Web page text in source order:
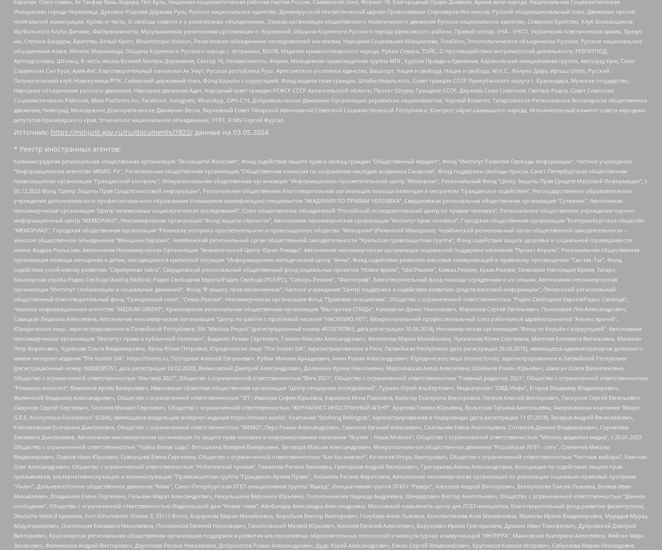
Карачая, Союз славян, Ат-Такфир Валь-Хиджра, Пит Буль, Национал-социалистическая рабочая партия России, Славянский союз, Формат-18, Благородный Орден Дьявола, Армия воли народа, Национальная Социалистическая
Инициатива города Череповца, Духовно-Родовая Держава Русь, Русское национальное единство, Древнерусской Инглистической церкви Православных Староверов-Инглингов, Русский общенациональный союз, Движение против
нелегальной иммиграции, Кровь и Честь, О свободе совести и о религиозных объединениях, Омская организация общественного политического движения Русское национальное единство, Северное Братство, Клуб Болельщиков
Футбольного Клуба Динамо, Файзрахманисты, Мусульманская религиозная организация п. Боровский, Община Коренного Русского народа Щелковского района, Правый сектор, УНА - УНСО, Украинская повстанческая армия, Тризуб
им. Степана Бандеры, Братство, Белый Крест, Misanthropic division, Религиозное объединение последователей инглиизма, Народная Социальная Инициатива, TulaSkins, Этнополитическое объединение Русские, Русское национальное
объединение Атака, Мечеть Мирмамеда, Община Коренного Русского народа г. Астрахани, ВОЛЯ, Меджлис крымскотатарского народа, Рубеж Севера, ТОЙС, О противодействии экстремистской деятельности, РЕВТАТПОД,
Артподготовка, Штольц, В честь иконы Божией Матери Державная, Сектор 16, Независимость, Фирма, Молодежная правозащитная группа МПГ, Курсом Правды и Единения, Каракольская инициативная группа, Автоград Крю, Союз
Славянских Сил Руси, Алля-Аят, Благотворительный пансионат Ак Умут, Русская республика Русь, Арестантское уголовное единство, Башкорт, Нация и свобода, Нация и свобода, W.H.С., Фалунь Дафа, Иртыш Ultras, Русский
Патриотический клуб-Новокузнецк/РПК, Сибирский державный союз, Фонд борьбы с коррупцией, Фонд защиты прав граждан, Штабы Навального, Совет граждан СССР Прикубанского округа г. Краснодара, Мужское государство,
Народное объединение русского движения, Народное движение Адат, Народный совет граждан РСФСР СССР Архангельской области, Проект Штурм, Граждане СССР, Держава Союз Советских Светлых Родов, Совет Советских
Социалистических Районов, Meta Platforms Inc, Facebook, Instagram, WhatsApp, СИЧ-С14, Добровольческое Движение Организации украинских националистов, Черный Комитет, Татарстанское Региональное Всетатарское общественное
движение, Невоград, Молодежное Демократическое Движение Весна, Верховный Совет Татарской Автономной Советской Социалистической Республики, Конгресс ойрат-калмыцкого народа, Исполнительный комитет совета народных
депутатов Красноярского края, Этническое национальное объединение, ЛГБТ, Я.МЫ Сергей Фургал
Источник: https://minjust.gov.ru/ru/documents/7822/ данные на 03.05.2024
* Реестр иностранных агентов:
Калининградская региональная общественная организация "Экозащита!-Женсовет", Фонд содействия защите прав и свобод граждан "Общественный вердикт", Фонд "Институт Развития Свободы Информации", Частное учреждение "Информационное агентство МЕМО. РУ", Региональная общественная организация "Общественная комиссия по сохранению наследия академика Сахарова", Фонд поддержки свободы прессы, Санкт-Петербургская общественная правозащитная организация "Гражданский контроль", Межрегиональная общественная организация "Информационно-просветительский центр "Мемориал", Региональный Фонд "Центр Защиты Прав Средств Массовой Информации", с 05.12.2023 Фонд "Центр Защиты Прав Средств массовой информации", Региональная общественная благотворительная организация помощи беженцам и мигрантам "Гражданское содействие", Негосударственное образовательное учреждение дополнительного профессионального образования (повышение квалификации) специалистов "АКАДЕМИЯ ПО ПРАВАМ ЧЕЛОВЕКА", Свердловская региональная общественная организация "Сутяжник", Автономная некоммерческая организация "Центр независимых социологических исследований", Союз общественных объединений "Российский исследовательский центр по правам человека", Региональное общественное учреждение научно-информационный центр "МЕМОРИАЛ", Некоммерческая организация "Фонд защиты гласности", Автономная некоммерческая организация "Институт прав человека", Городская общественная организация "Екатеринбургское общество "МЕМОРИАЛ", Городская общественная организация "Рязанское историко-просветительское и правозащитное общество "Мемориал" (Рязанский Мемориал), Челябинский региональный орган общественной самодеятельности – женское общественное объединение "Женщины Евразии", Челябинский региональный орган общественной самодеятельности "Уральская правозащитная группа", Фонд содействия защите здоровья и социальной справедливости имени Андрея Рылькова, Автономная Некоммерческая Организация "Аналитический Центр Юрия Левады", Автономная некоммерческая организация социальной поддержки населения "Проект Апрель", Региональная общественная организация помощи женщинам и детям, находящимся в кризисной ситуации "Информационно-методический центр "Анна", Фонд содействия развитию массовых коммуникаций и правовому просвещению "Так-так-Так", Фонд содействия устойчивому развитию "Серебряная тайга", Свердловский региональный общественный фонд социальных проектов "Новое время", "Idel.Реалии", Кавказ.Реалии, Крым.Реалии, Телеканал Настоящее Время, Татаро-башкирская служба Радио Свобода (Azatliq Radiosi), Радио Свободная Европа/Радио Свобода (PCE/PC), "Сибирь.Реалии", "Фактограф", Благотворительный фонд помощи осужденным и их семьям, Автономная некоммерческая организация "Институт глобализации и социальных движений", Фонд "В защиту прав заключенных", Частное учреждение "Центр поддержки и содействия развитию средств массовой информации", Пензенский региональный общественный благотворительный фонд "Гражданский союз", "Север.Реалии", Некоммерческая организация Фонд "Правовая инициатива", Общество с ограниченной ответственностью "Радио Свободная Европа/Радио Свобода", Чешское информационное агентство "MEDIUM-ORIENT", Красноярская региональная общественная организация "Мы против СПИДа", Камалягин Денис Николаевич, Маркелов Сергей Евгеньевич, Пономарев Лев Александрович, Савицкая Людмила Алексеевна, Автономная некоммерческая организация "Центр по работе с проблемой насилия "НАСИЛИЮ.НЕТ", Межрегиональный профессиональный союз работников здравоохранения "Альянс врачей", Юридическое лицо, зарегистрированное в Латвийской Республике, SIA "Medusa Project" (регистрационный номер 40103797863, дата регистрации 10.06.2014), Некоммерческая организация "Фонд по борьбе с коррупцией", Автономная некоммерческая организация "Институт права и публичной политики", Баданин Роман Сергеевич, Гликин Максим Александрович, Железнова Мария Михайловна, Лукьянова Юлия Сергеевна, Маетная Елизавета Витальевна, Маняхин Петр Борисович, Чуракова Ольга Владимировна, Ярош Юлия Петровна, Юридическое лицо "The Insider SIA", зарегистрированное в Риге, Латвийская Республика (дата регистрации 26.06.2015), являющееся администратором доменного имени интернет-издания "The Insider SIA", https://theins.ru, Постернак Алексей Евгеньевич, Рубин Михаил Аркадьевич, Анин Роман Александрович, Юридическое лицо Istories fonds, зарегистрированное в Латвийской Республике (регистрационный номер 50008295751, дата регистрации 24.02.2020), Великовский Дмитрий Александрович, Долинина Ирина Николаевна, Мароховская Алеся Алексеевна, Шлейнов Роман Юрьевич, Шмагун Олеся Валентиновна, Общество с ограниченной ответственностью "Альтаир 2021", Общество с ограниченной ответственностью "Вега 2021", Общество с ограниченной ответственностью "Главный редактор 2021", Общество с ограниченной ответственностью "Ромашки монолит", Важенков Артем Валерьевич, Ивановская областная общественная организация "Центр гендерных исследований", Гурман Юрий Альбертович, Медиапроект "ОВД-Инфо", Егоров Владимир Владимирович, Жилинский Владимир Александрович, Общество с ограниченной ответственностью "ЗП", Иванова София Юрьевна, Карезина Инна Павловна, Кильтау Екатерина Викторовна, Петров Алексей Викторович, Пискунов Сергей Евгеньевич, Смирнов Сергей Сергеевич, Тихонов Михаил Сергеевич, Общество с ограниченной ответственностью "ЖУРНАЛИСТ-ИНОСТРАННЫЙ АГЕНТ", Арапова Галина Юрьевна, Вольтская Татьяна Анатольевна, Американская компания "Mason G.E.S. Anonymous Foundation" (США), являющаяся владельцем интернет-издания https://mnews.world/, Компания "Stichting Bellingcat", зарегистрированная в Нидерландах (дата регистрации 11.07.2018), Захаров Андрей Вячеславович, Клепиковская Екатерина Дмитриевна, Общество с ограниченной ответственностью "МЕМО", Перл Роман Александрович, Симонов Евгений Алексеевич, Соловьева Елена Анатольевна, Сотников Даниил Владимирович, Сурначева Елизавета Дмитриевна, Автономная некоммерческая организация по защите прав человека и информированию населения "Якутия – Наше Мнение", Общество с ограниченной ответственностью "Москоу диджитал медиа", с 26.01.2023 Общество с ограниченной ответственностью "Чайка Белые сады", Ветошкина Валерия Валерьевна, Заговора Максим Александрович, Межрегиональное общественное движение "Российская ЛГБТ - сеть", Оленичев Максим Владимирович, Павлов Иван Юрьевич, Скворцова Елена Сергеевна, Общество с ограниченной ответственностью "Как бы инагент", Кочетков Игорь Викторович, Общество с ограниченной ответственностью "Честные выборы", Еланчик Олег Александрович, Общество с ограниченной ответственностью "Нобелевский призыв", Гималова Регина Эмилевна, Григорьев Андрей Валерьевич, Григорьева Алина Александровна, Ассоциация по содействию защите прав призывников, альтернативнослужащих и военнослужащих "Правозащитная группа "Гражданин.Армия.Право", Хисамова Регина Фаритовна, Автономная некоммерческая организация по реализации социально-правовых программ "Лилит", Дальневосточное общественное движение "Маяк", Санкт-Петербургская ЛГБТ-инициативная группа "Выход", Инициативная группа ЛГБТ+ "Реверс", Алексеев Андрей Викторович, Бекбулатова Таисия Львовна, Беляев Иван Михайлович, Владыкина Елена Сергеевна, Гельман Марат Александрович, Никульшина Вероника Юрьевна, Толоконникова Надежда Андреевна, Шендерович Виктор Анатольевич, Общество с ограниченной ответственностью "Данное сообщение", Общество с ограниченной ответственностью Издательский дом "Новая глава", Айнбиндер Александра Александровна, Московский комьюнити-центр для ЛГБТ+инициатив, Благотворительный фонд развития филантропии, Deutsche Welle (Германия, Kurt-Schumacher-Strasse 3, 53113 Bonn), Борзунова Мария Михайловна, Воробьев Виктор Викторович, Голубева Анна Львовна, Константинова Алла Михайловна, Малкова Ирина Владимировна, Мурадов Мурад Абдулгалимович, Осетинская Елизавета Николаевна, Понасенков Евгений Николаевич, Ганапольский Матвей Юрьевич, Киселев Евгений Алексеевич, Борухович Ирина Григорьевна, Дремин Иван Тимофеевич, Дубровский Дмитрий Викторович, Красноярская региональная общественная организация поддержки и развития альтернативных образовательных технологий и межкультурных коммуникаций "ИНТЕРРА", Маяковская Екатерина Алексеевна, Фейгин Марк Захарович, Филимонов Андрей Викторович, Дзугкоева Регина Николаевна, Доброхотов Роман Александрович, Дудь Юрий Александрович, Елкин Сергей Владимирович, Кругликов Кирилл Игоревич, Сабунаева Мария Леонидовна, Семенов Алексей Владимирович, Шаинян Карен Багратович, Шульман Екатерина Михайловна, Асафьев Артур Валерьевич, Вахштайн Виктор Семенович, Венедиктов Алексей Алексеевич, Лушникова Екатерина Евгеньевна, Волков Леонид Михайлович, Невзоров Александр Глебович, Пархоменко Сергей Борисович, Сироткин Ярослав Николаевич, Кара-Мурза Владимир Владимирович, Баранова Наталья Владимировна, Гозман Леонид Яковлевич, Кагарлицкий Борис Юльевич, Климарев Михаил Валерьевич, Милов Владимир Станиславович, Автономная некоммерческая организация Краснодарский центр современного искусства "Типография", Моргенштерн Алишер Тагирович, Соболь Любовь Эдуардовна, Общество с ограниченной ответственностью "ЛИЗА НОРМ", Каспаров Гарри Кимович, Ходорковский Михаил Борисович, Общество с ограниченной ответственностью "Апрельские тезисы", Данилович Ирина Брониславовна, Кашин Олег Владимирович, Петров Николай Владимирович, Пивоваров Алексей Владимирович, Соколов Михаил Владимирович, Цветкова Юлия Владимировна, Чичваркин Евгений Александрович, Комитет против пыток/Команда против пыток, Общество с ограниченной ответственностью "Первый научный", Общество с ограниченной ответственностью "Вертолет и ко", Белоцерковская Вероника Борисовна, Кац Максим Евгеньевич, Лазарева Татьяна Юрьевна, Шаведдинов Руслан Табризович, Яшин Илья Валерьевич, Общество с ограниченной ответственностью "Иноагент ААВ", Алешковский Дмитрий Петрович, Альбац Евгения Марковна, Быков Дмитрий Львович, Галямина Юлия Евгеньевна, Лойко Сергей Леонидович, Мартынов Кирилл Константинович, Медведев Сергей Александрович, Крашенинников Федор Геннадиевич, Гордеева Катерина Вл